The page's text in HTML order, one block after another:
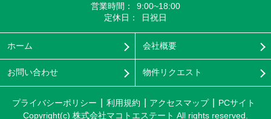
営業時間：
9:00~18:00
定休日：
日祝日
ホーム 会社概要
お問い合わせ 物件リクエスト
プライバシーポリシー 利用規約 アクセスマップ
PCサイト
Copyright(c) 株式会社マコトエステート All rights reserved.